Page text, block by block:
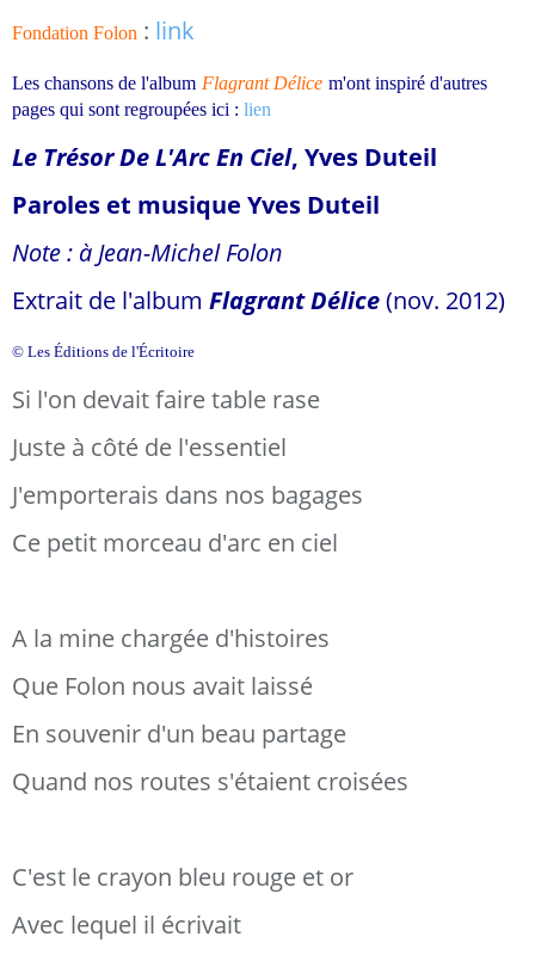
Fondation Folon : link
Les chansons de l'album Flagrant Délice m'ont inspiré d'autres
pages qui sont regroupées ici : lien
Le Trésor De L'Arc En Ciel, Yves Duteil
Paroles et musique Yves Duteil
Note : à Jean-Michel Folon
Extrait de l'album Flagrant Délice(nov. 2012)
© Les Éditions de l'Écritoire
Si l'on devait faire table rase
Juste à côté de l'essentiel
J'emporterais dans nos bagages
Ce petit morceau d'arc en ciel
A la mine chargée d'histoires
Que Folon nous avait laissé
En souvenir d'un beau partage
Quand nos routes s'étaient croisées
C'est le crayon bleu rouge et or
Avec lequel il écrivait